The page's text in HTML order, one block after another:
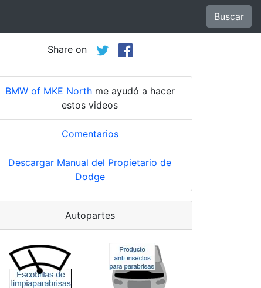
Buscar
Share on
BMW of MKE Northme ayudó a hacer
estos videos
Comentarios
Descargar Manual del Propietario de
Dodge
Autopartes